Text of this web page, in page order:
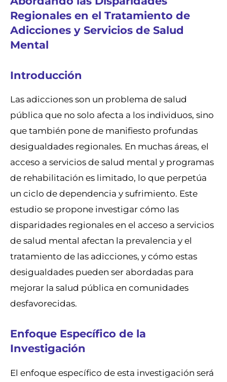
Regionales en el Tratamiento de
Adicciones y Servicios de Salud
Mental
Introducción
Las adicciones son un problema de salud
pública que no solo afecta a los individuos, sino
que también pone de manifiesto profundas
desigualdades regionales. En muchas áreas, el
acceso a servicios de salud mental y programas
de rehabilitación es limitado, lo que perpetúa
un ciclo de dependencia y sufrimiento. Este
estudio se propone investigar cómo las
disparidades regionales en el acceso a servicios
de salud mental afectan la prevalencia y el
tratamiento de las adicciones, y cómo estas
desigualdades pueden ser abordadas para
mejorar la salud pública en comunidades
desfavorecidas.
Enfoque Específico de la
Investigación
El enfoque específico de esta investigación será